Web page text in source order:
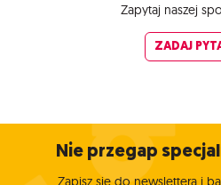
Zapytaj naszej
ZADAJ
Nie przegap
Zapisz się do newslettera i